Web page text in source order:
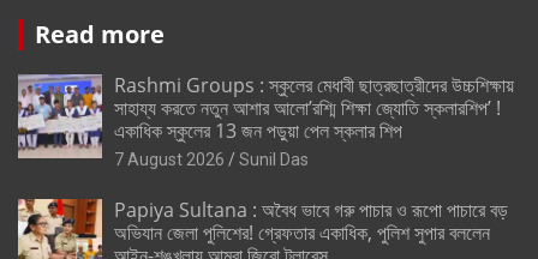
Read more
Rashmi Groups : স্কুলের মেধাবী ছাত্রছাত্রীদের উচ্চশিক্ষায়
সাহায্য করতে নতুন আশার আলো’রশ্মি শিক্ষা জ্যোতি স্কলারশিপ’ !
একাধিক স্কুলের 13 জন পড়ুয়া পেল স্কলার শিপ
7 August 2026 Sunil Das
Papiya Sultana : অবৈধ ভাবে গরু পাচার ও রূপো পাচারে বড়
অভিযান জেলা পুলিশের! গ্রেফতার একাধিক, পুলিশ সুপার বললেন